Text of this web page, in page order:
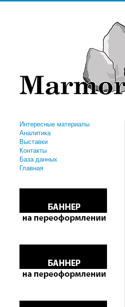
Интересные материалы
Аналитика
Выставки
Контакты
База данных
Главная